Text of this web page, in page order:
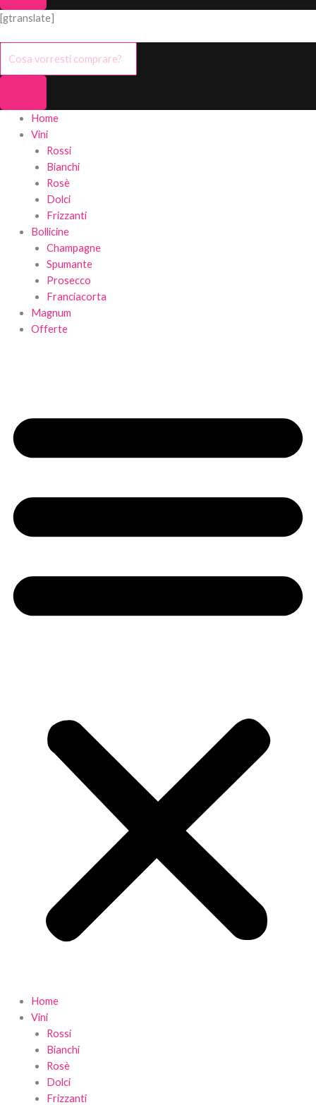
[gtranslate]
Home
Vini
Rossi
Bianchi
Rosè
Dolci
Frizzanti
Bollicine
Champagne
Spumante
Prosecco
Franciacorta
Magnum
Offerte
Home
Vini
Rossi
Bianchi
Rosè
Dolci
Frizzanti